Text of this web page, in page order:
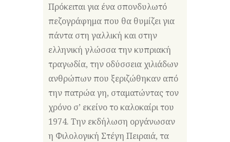
Πρόκειται για ένα σπονδυλωτό
πεζογράφημα που θα θυμίζει για
πάντα στη γαλλική και στην
ελληνική γλώσσα την κυπριακή
τραγωδία, την οδύσσεια χιλιάδων
ανθρώπων που ξεριζώθηκαν από
την πατρώα γη, σταματώντας τον
χρόνο σ’ εκείνο το καλοκαίρι του
1974. Την εκδήλωση οργάνωσαν
η Φιλολογική Στέγη Πειραιά, τα